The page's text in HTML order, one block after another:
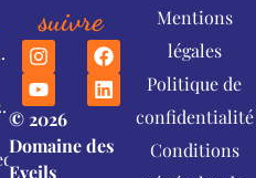
suivre
I
n
s
t
a
g
r
F
a
c
e
o
Y
o
u
t
u
b
e
L
i
n
k
d
© 2026
Domaine des
Eveils
Mentions
légales
Politique de
confidentialité
Conditions